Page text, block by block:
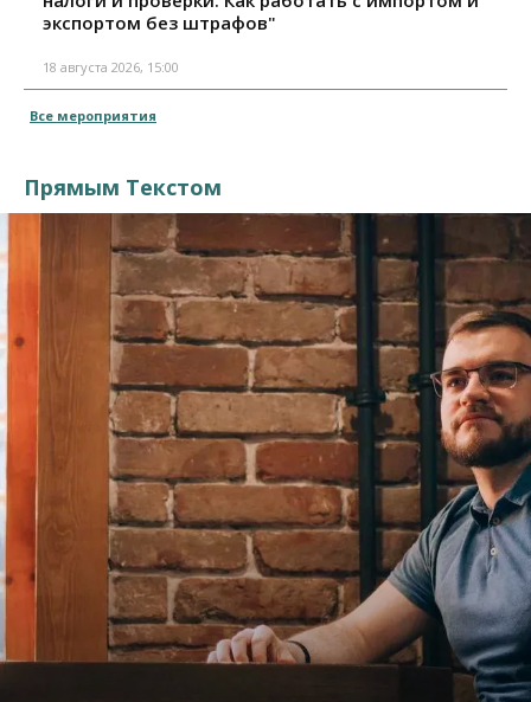
экспортом без штрафов"
18 августа 2026, 15:00
Все мероприятия
Прямым Текстом